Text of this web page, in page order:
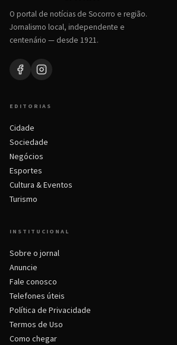
O portal de notícias de Socorro e região.
Jornalismo local, independente e
centenário — desde 1921.
EDITORIAS
Cidade
Sociedade
Negócios
Esportes
Cultura & Eventos
Turismo
INSTITUCIONAL
Sobre o jornal
Anuncie
Fale conosco
Telefones úteis
Política de Privacidade
Termos de Uso
Como chegar